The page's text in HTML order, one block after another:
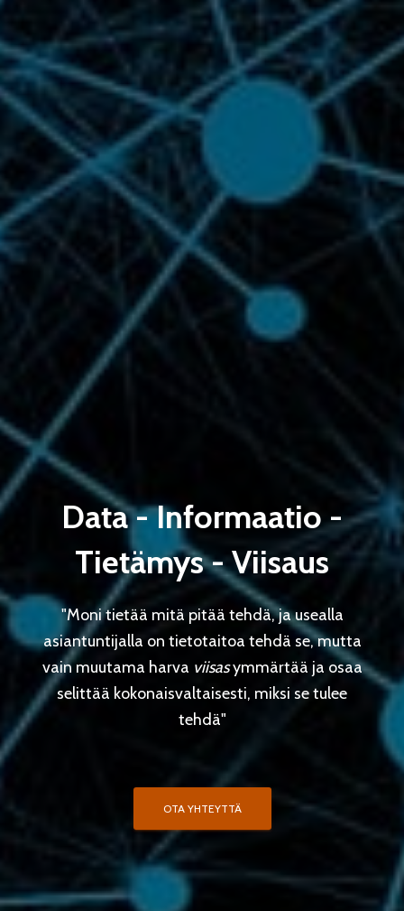
Data - Informaatio -
Tietämys - Viisaus
"Moni tietää mitä pitää tehdä, ja usealla
asiantuntijalla on tietotaitoa tehdä se, mutta
vain muutama harva viisasymmärtää ja osaa
selittää kokonaisvaltaisesti, miksi se tulee
tehdä"
OTA YHTEYTTÄ